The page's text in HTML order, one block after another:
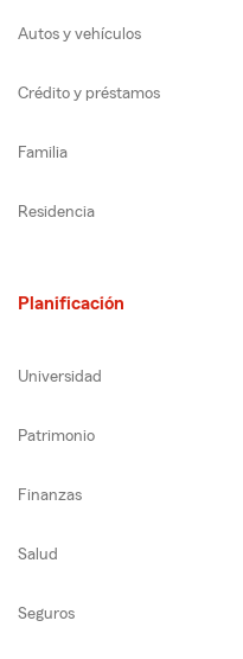
Autos y vehículos
Crédito y préstamos
Familia
Residencia
Planificación
Universidad
Patrimonio
Finanzas
Salud
Seguros